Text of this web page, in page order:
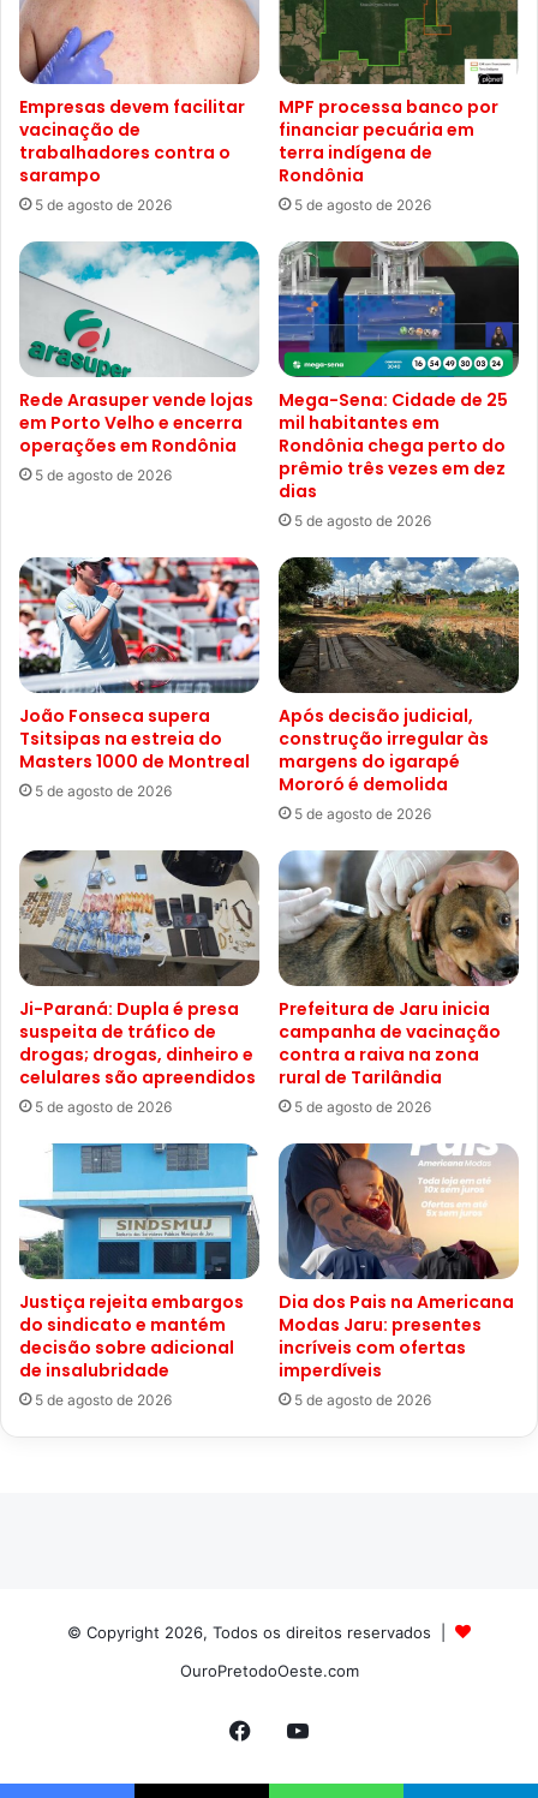
Empresas devem facilitar
vacinação de
trabalhadores contra o
sarampo
5 de agosto de 2026
MPF processa banco por
financiar pecuária em
terra indígena de
Rondônia
5 de agosto de 2026
Rede Arasuper vende lojas
em Porto Velho e encerra
operações em Rondônia
5 de agosto de 2026
Mega-Sena: Cidade de 25
mil habitantes em
Rondônia chega perto do
prêmio três vezes em dez
dias
5 de agosto de 2026
João Fonseca supera
Tsitsipas na estreia do
Masters 1000 de Montreal
5 de agosto de 2026
Após decisão judicial,
construção irregular às
margens do igarapé
Mororó é demolida
5 de agosto de 2026
Ji-Paraná: Dupla é presa
suspeita de tráfico de
drogas; drogas, dinheiro e
celulares são apreendidos
5 de agosto de 2026
Prefeitura de Jaru inicia
campanha de vacinação
contra a raiva na zona
rural de Tarilândia
5 de agosto de 2026
Justiça rejeita embargos
do sindicato e mantém
decisão sobre adicional
de insalubridade
5 de agosto de 2026
Dia dos Pais na Americana
Modas Jaru: presentes
incríveis com ofertas
imperdíveis
5 de agosto de 2026
© Copyright 2026, Todos os direitos reservados |
OuroPretodoOeste.com
FacebookYouTube